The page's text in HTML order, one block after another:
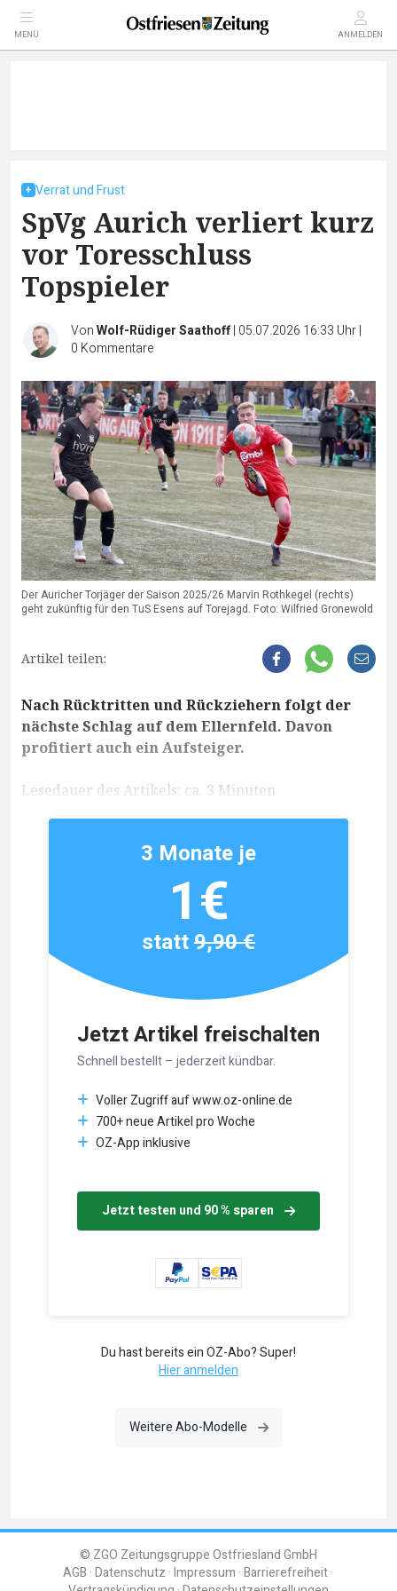
MENÜ ANMELDEN
Verrat und Frust
SpVg Aurich verliert kurz
vor Toresschluss
Topspieler
VonWolf-Rüdiger Saathoff| 05.07.2026 16:33 Uhr|
0 Kommentare
Der Auricher Torjäger der Saison 2025/26 Marvin Rothkegel (rechts)
geht zukünftig für den TuS Esens auf Torejagd. Foto: Wilfried Gronewold
Artikel teilen:
Nach Rücktritten und Rückziehern folgt der
nächste Schlag auf dem Ellernfeld. Davon
profitiert auch ein Aufsteiger.
Lesedauer des Artikels: ca. 3 Minuten
Jetzt Artikel freischalten
Schnell bestellt – jederzeit kündbar.
Voller Zugriff auf www.oz-online.de
700+ neue Artikel pro Woche
OZ-App inklusive
Jetzt testen und 90 % sparen
3 Monate je
1€
statt9,90 €
Du hast bereits ein OZ-Abo? Super!
Hier anmelden
Weitere Abo-Modelle
© ZGO Zeitungsgruppe Ostfriesland GmbH
AGB Datenschutz Impressum Barrierefreiheit